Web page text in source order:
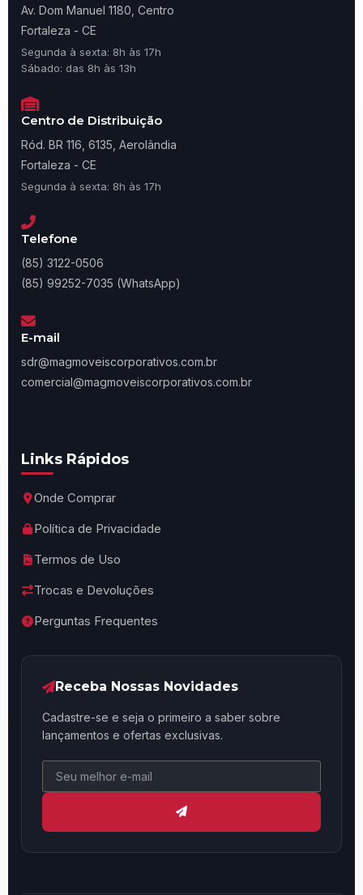
Av. Dom Manuel 1180, Centro
Fortaleza - CE
Segunda à sexta: 8h às 17h
Sábado: das 8h às 13h
Centro de Distribuição
Ród. BR 116, 6135, Aerolândia
Fortaleza - CE
Segunda à sexta: 8h às 17h
Telefone
(85) 3122-0506
(85) 99252-7035 (WhatsApp)
E-mail
sdr@magmoveiscorporativos.com.br
comercial@magmoveiscorporativos.com.br
Links Rápidos
Onde Comprar
Política de Privacidade
Termos de Uso
Trocas e Devoluções
Perguntas Frequentes
Receba Nossas Novidades
Cadastre-se e seja o primeiro a saber sobre
lançamentos e ofertas exclusivas.